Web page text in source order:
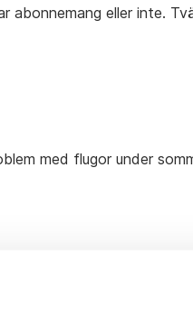
eller inte.
med flugor under
vi även tvätta golvet i